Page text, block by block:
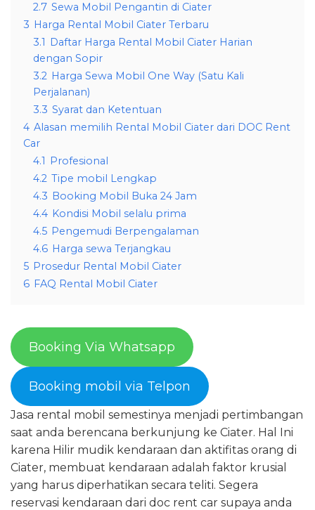
2.7 Sewa Mobil Pengantin di Ciater
3 Harga Rental Mobil Ciater Terbaru
3.1 Daftar Harga Rental Mobil Ciater Harian
dengan Sopir
3.2 Harga Sewa Mobil One Way (Satu Kali
Perjalanan)
3.3 Syarat dan Ketentuan
4 Alasan memilih Rental Mobil Ciater dari DOC Rent
Car
4.1 Profesional
4.2 Tipe mobil Lengkap
4.3 Booking Mobil Buka 24 Jam
4.4 Kondisi Mobil selalu prima
4.5 Pengemudi Berpengalaman
4.6 Harga sewa Terjangkau
5 Prosedur Rental Mobil Ciater
6 FAQ Rental Mobil Ciater
Booking Via Whatsapp
Booking mobil via Telpon
Jasa rental mobil semestinya menjadi pertimbangan
saat anda berencana berkunjung ke Ciater. Hal Ini
karena Hilir mudik kendaraan dan aktifitas orang di
Ciater, membuat kendaraan adalah faktor krusial
yang harus diperhatikan secara teliti. Segera
reservasi kendaraan dari doc rent car supaya anda